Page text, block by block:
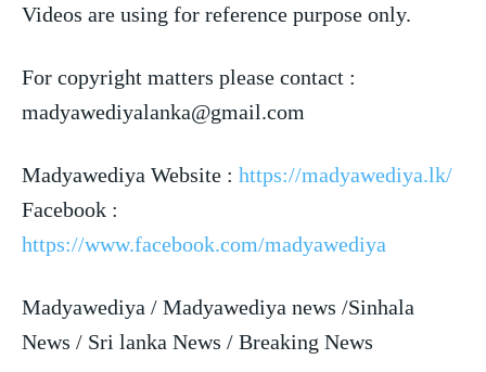
Videos are using for reference purpose only.
For copyright matters please contact :
madyawediyalanka@gmail.com
Madyawediya Website : https://madyawediya.lk/
Facebook :
https://www.facebook.com/madyawediya
Madyawediya / Madyawediya news /Sinhala
News / Sri lanka News / Breaking News